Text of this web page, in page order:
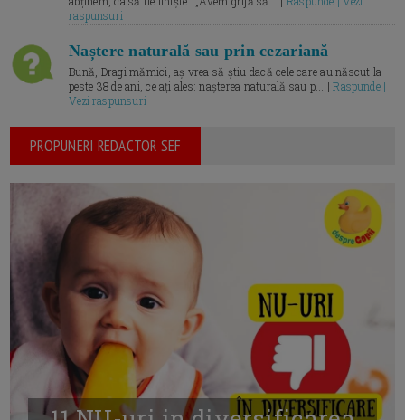
raspunsuri
Naștere naturală sau prin cezariană
Bună, Dragi mămici, aș vrea să știu dacă cele care au născut la
peste 38 de ani, ce ați ales: nașterea naturală sau p... |Raspunde |
Vezi raspunsuri
PROPUNERI REDACTOR SEF